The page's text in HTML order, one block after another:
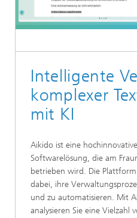
Intelligente
komplexer
mit KI
Aikido ist eine
Softwarelösung, die am
betrieben wird. Die
dabei, ihre
und zu automatisieren. Mit
analysieren Sie eine